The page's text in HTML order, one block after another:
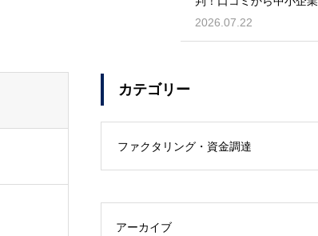
みを調査
2026.07.22
カテゴリー
ファクタリング・資金調達
アーカイブ